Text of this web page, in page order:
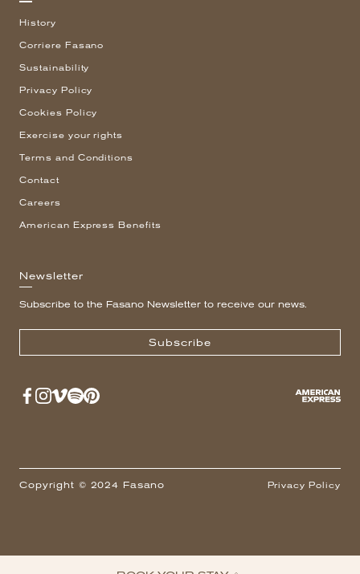
History
Corriere Fasano
Sustainability
Privacy Policy
Cookies Policy
Exercise your rights
Terms and Conditions
Contact
Careers
American Express Benefits
Newsletter
Subscribe to the Fasano Newsletter to receive our news.
Subscribe
Copyright © 2024 Fasano Privacy Policy